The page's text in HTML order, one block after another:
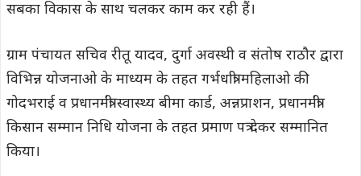
सबका विकास के साथ चलकर काम कर रही हैं।
ग्राम पंचायत सचिव रीतू यादव, दुर्गा अवस्थी व संतोष राठौर द्वारा
विभिन्न योजनाओ के माध्यम के तहत गर्भधात्री महिलाओ की
गोदभराई व प्रधानमंत्री स्वास्थ्य बीमा कार्ड, अन्नप्राशन, प्रधानमंत्री
किसान सम्मान निधि योजना के तहत प्रमाण पत्र देकर सम्मानित
किया।